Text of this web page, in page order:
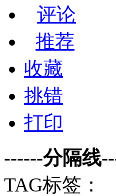
评论
推荐
收藏
挑错
打印
------分隔线
TAG标签：